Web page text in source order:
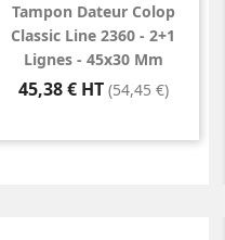
Tampon Dateur Colop
Classic Line 2360 - 2+1
Lignes - 45x30 Mm
Prix
45,38 € HT (54,45 €)